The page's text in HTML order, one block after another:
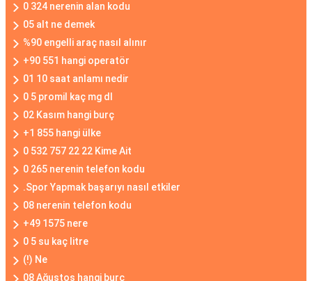
0 324 nerenin alan kodu
05 alt ne demek
%90 engelli araç nasıl alınır
+90 551 hangi operatör
01 10 saat anlamı nedir
0 5 promil kaç mg dl
02 Kasım hangi burç
+1 855 hangi ülke
0 532 757 22 22 Kime Ait
0 265 nerenin telefon kodu
.Spor Yapmak başarıyı nasıl etkiler
08 nerenin telefon kodu
+49 1575 nere
0 5 su kaç litre
(!) Ne
08 Ağustos hangi burç